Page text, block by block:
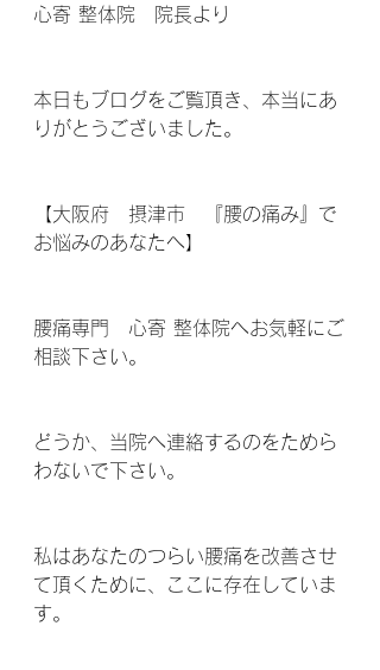
心寄 整体院　院長より
本日もブログをご覧頂き、本当にあ
りがとうございました。
【大阪府　摂津市　『腰の痛み』で
お悩みのあなたへ】
腰痛専門　心寄 整体院へお気軽にご
相談下さい。
どうか、当院へ連絡するのをためら
わないで下さい。
私はあなたのつらい腰痛を改善させ
て頂くために、ここに存在していま
す。